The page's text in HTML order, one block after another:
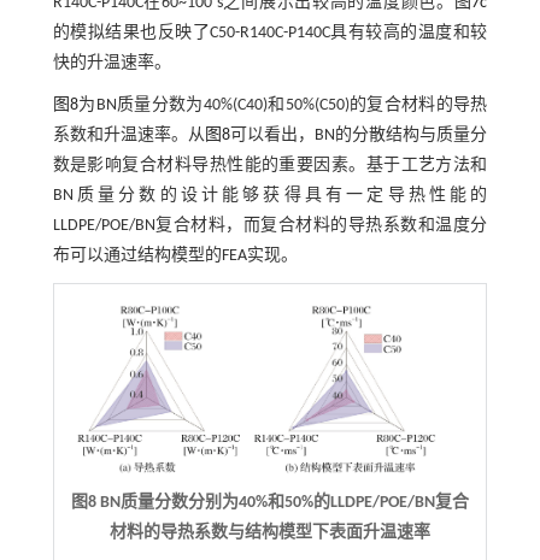
的模拟结果也反映了C50-R140C-P140C具有较高的温度和较
快的升温速率。
图8为BN质量分数为40%(C40)和50%(C50)的复合材料的导热
系数和升温速率。从图8可以看出，BN的分散结构与质量分
数是影响复合材料导热性能的重要因素。基于工艺方法和
BN质量分数的设计能够获得具有一定导热性能的
LLDPE/POE/BN复合材料，而复合材料的导热系数和温度分
布可以通过结构模型的FEA实现。
图8 BN质量分数分别为40%和50%的LLDPE/POE/BN复合
材料的导热系数与结构模型下表面升温速率